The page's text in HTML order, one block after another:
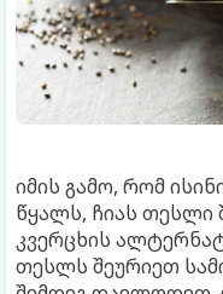
იმის გამო, რომ
წყალს, ჩიას თესლი
კვერცხის
თესლს შეურიეთ